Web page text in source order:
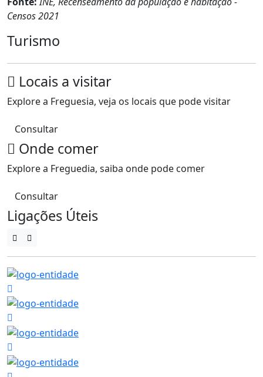
Censos 2021
Turismo
Locais a visitar
Explore a Freguesia, veja os locais que pode visitar
Consultar
Onde comer
Explore a Freguedia, saiba onde pode comer
Consultar
Ligações Úteis